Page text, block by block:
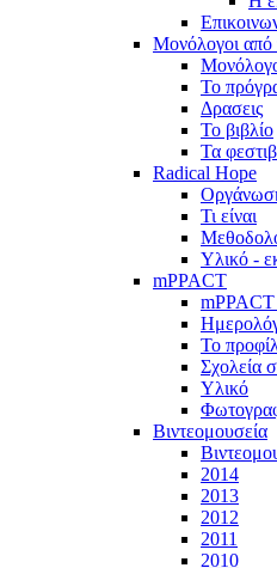
Μονόλογοι από
Το
Δρασεις
Το βιβλίο
Τα
Radical Hope
Τι είναι
Υλικό -
mPPACT
mPPACT
Το
Σχολεία
Υλικό
Βιντεομουσεία
2014
2013
2012
2011
2010